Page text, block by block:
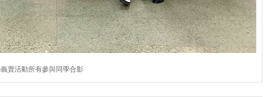
賣活動所有參與同學合影